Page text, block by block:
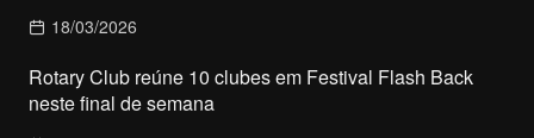
18/03/2026
Rotary Club reúne 10 clubes em Festival Flash Back
neste final de semana